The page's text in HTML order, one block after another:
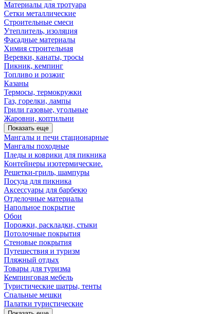
Материалы для тротуара
Сетки металлические
Строительные смеси
Утеплитель, изоляция
Фасадные материалы
Химия строительная
Веревки, канаты, тросы
Пикник, кемпинг
Топливо и розжиг
Казаны
Термосы, термокружки
Газ, горелки, лампы
Грили газовые, угольные
Жаровни, коптильни
Показать еще
Мангалы и печи стационарные
Мангалы походные
Пледы и коврики для пикника
Контейнеры изотермические.
Решетки-гриль, шампуры
Посуда для пикника
Аксессуары для барбекю
Отделочные материалы
Напольное покрытие
Обои
Порожки, раскладки, стыки
Потолочные покрытия
Стеновые покрытия
Путешествия и туризм
Пляжный отдых
Товары для туризма
Кемпинговая мебель
Туристические шатры, тенты
Спальные мешки
Палатки туристические